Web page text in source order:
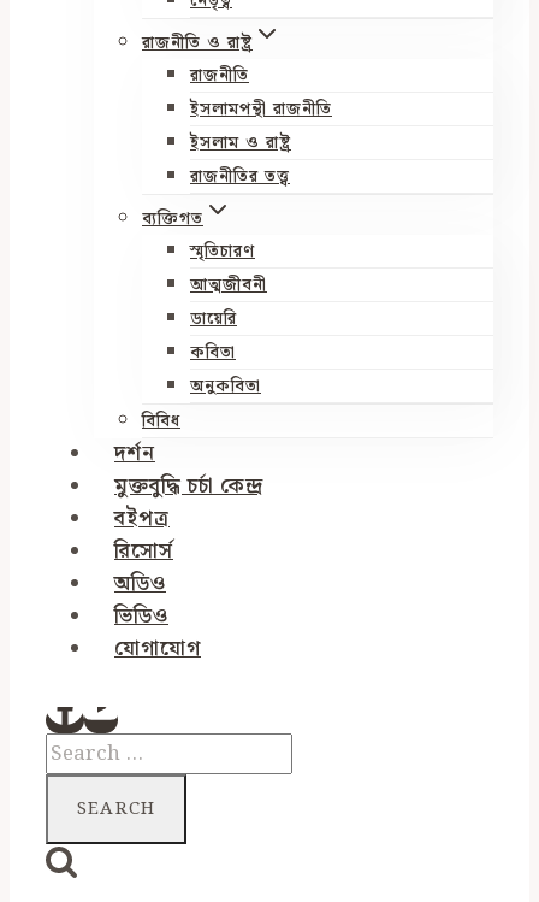
রাজনীতি ও রাষ্ট্র
রাজনীতি
ইসলামপন্থী রাজনীতি
ইসলাম ও রাষ্ট্র
রাজনীতির তত্ত্ব
ব্যক্তিগত
স্মৃতিচারণ
আত্মজীবনী
ডায়েরি
কবিতা
অনুকবিতা
বিবিধ
দর্শন
মুক্তবুদ্ধি চর্চা কেন্দ্র
বইপত্র
রিসোর্স
অডিও
ভিডিও
যোগাযোগ
Search
for: